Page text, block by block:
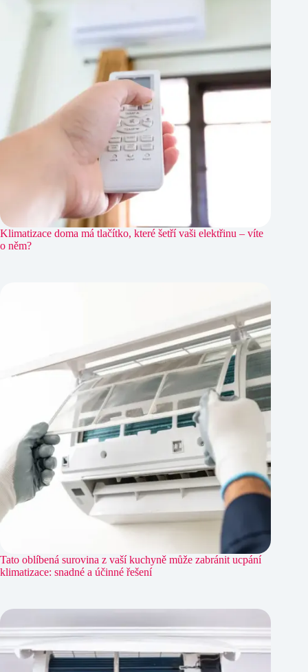
Klimatizace doma má tlačítko, které šetří vaši elektřinu – víte
o něm?
Tato oblíbená surovina z vaší kuchyně může zabránit ucpání
klimatizace: snadné a účinné řešení